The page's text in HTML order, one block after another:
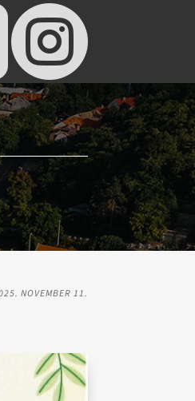

NOVEMBER 11.